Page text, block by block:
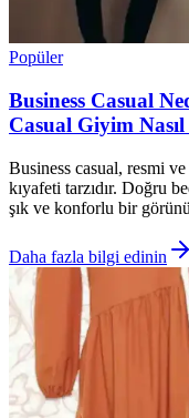
Popüler
Business Casual
Casual Giyim Nasıl
Business casual, resmi
kıyafeti tarzıdır. Doğru
şık ve konforlu bir
Daha fazla bilgi edinin